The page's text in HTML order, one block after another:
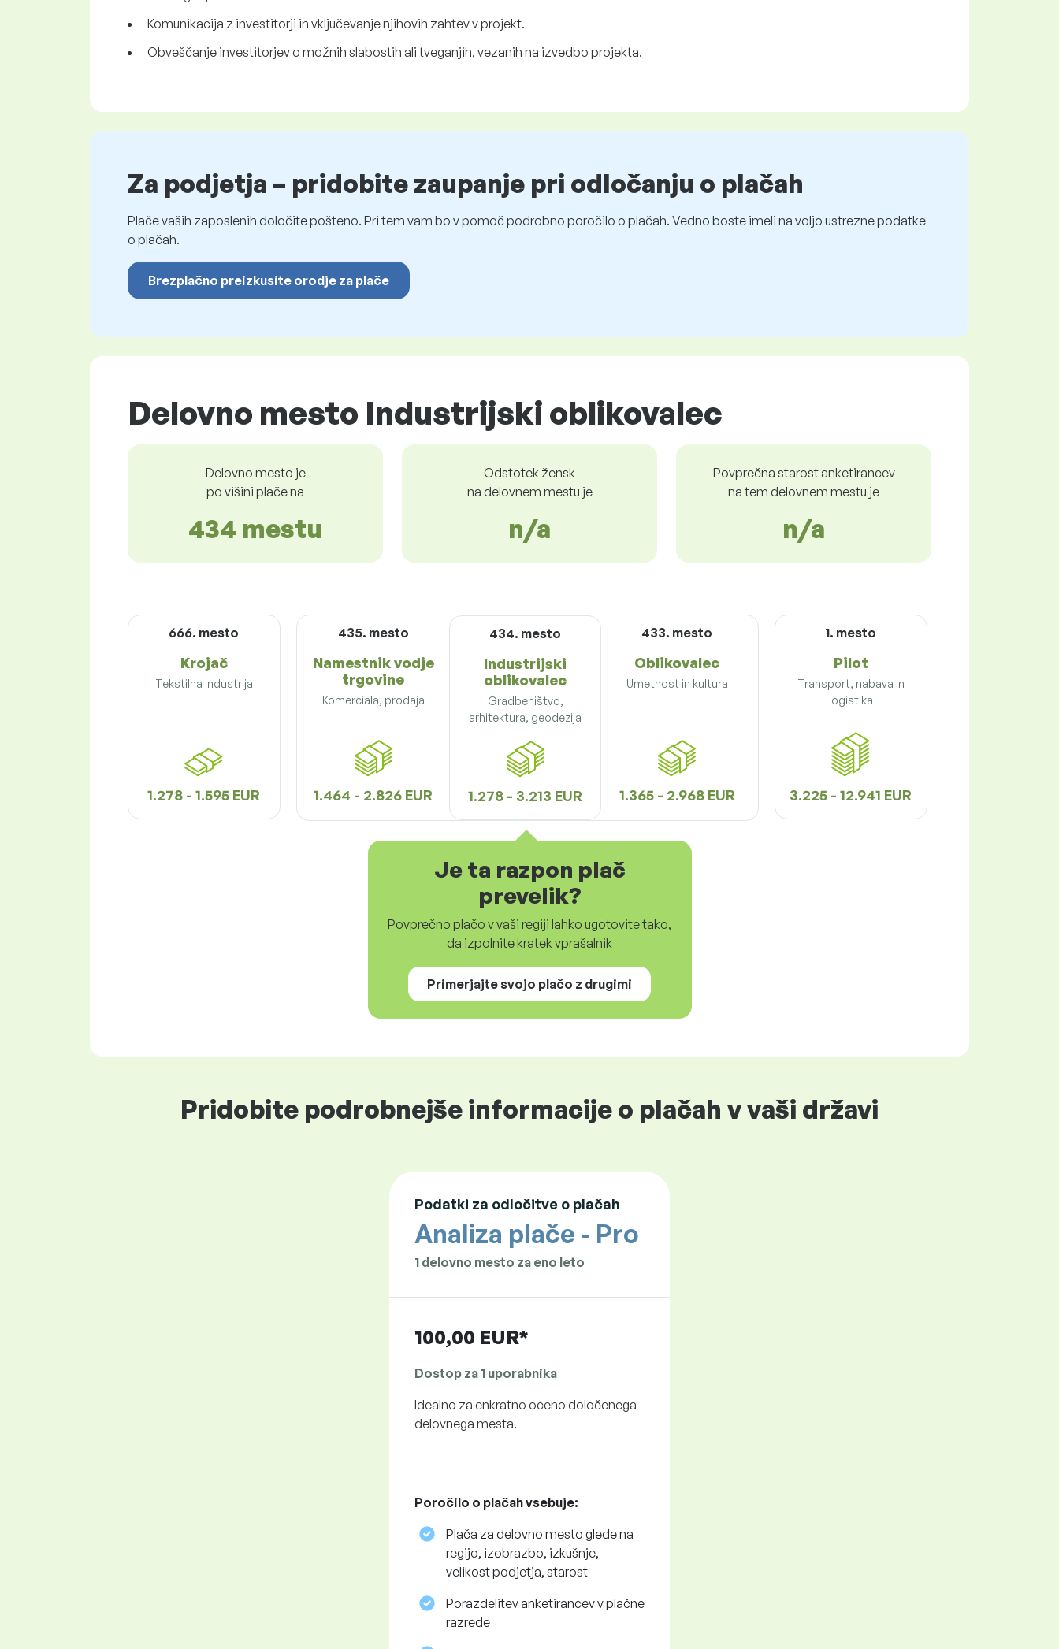
Komunikacija z investitorji in vključevanje njihovih zahtev v projekt.
Obveščanje investitorjev o možnih slabostih ali tveganjih, vezanih na izvedbo projekta.
Za podjetja – pridobite zaupanje pri odločanju o plačah
Plače vaših zaposlenih določite pošteno. Pri tem vam bo v pomoč podrobno poročilo o plačah. Vedno boste imeli na voljo ustrezne podatke
o plačah.
Brezplačno preizkusite orodje za plače
Delovno mesto Industrijski oblikovalec
Delovno mesto je
po višini plače na
434 mestu
Odstotek žensk
na delovnem mestu je
n/a
Povprečna starost anketirancev
na tem delovnem mestu je
n/a
666. mesto
Krojač
Tekstilna industrija
1.278 - 1.595 EUR
435. mesto
Namestnik vodje
trgovine
Komerciala, prodaja
1.464 - 2.826 EUR
434. mesto
Industrijski
oblikovalec
Gradbeništvo,
arhitektura, geodezija
1.278 - 3.213 EUR
433. mesto
Oblikovalec
Umetnost in kultura
1.365 - 2.968 EUR
1. mesto
Pilot
Transport, nabava in
logistika
3.225 - 12.941 EUR
Je ta razpon plač
prevelik?
Povprečno plačo v vaši regiji lahko ugotovite tako,
da izpolnite kratek vprašalnik
Primerjajte svojo plačo z drugimi
Pridobite podrobnejše informacije o plačah v vaši državi
Podatki za odločitve o plačah
Analiza plače - Pro
1 delovno mesto za eno leto
100,00 EUR*
Dostop za 1 uporabnika
Idealno za enkratno oceno določenega
delovnega mesta.
Poročilo o plačah vsebuje:
Plača za delovno mesto glede na
regijo, izobrazbo, izkušnje,
velikost podjetja, starost
Porazdelitev anketirancev v plačne
razrede